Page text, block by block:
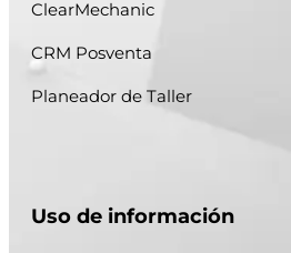
ClearMechanic
CRM Posventa
Planeador de Taller
Uso de información